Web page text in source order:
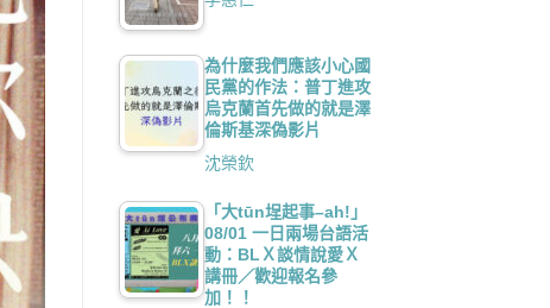
為什麼我們應該小心國
民黨的作法：普丁進攻
烏克蘭首先做的就是澤
倫斯基深偽影片
沈榮欽
「大tūn埕起事–ah!」
08/01 一日兩場台語活
動：BLＸ談情說愛Ｘ
講冊／歡迎報名參
加！！